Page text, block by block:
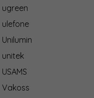
ugreen
ulefone
Unilumin
unitek
USAMS
Vakoss